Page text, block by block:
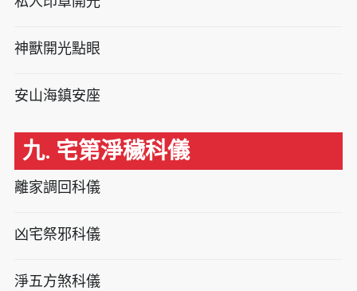
神獸開光點眼
安山海鎮安座
九. 宅第淨穢科儀
離家調回科儀
凶宅祭邪科儀
淨五方煞科儀